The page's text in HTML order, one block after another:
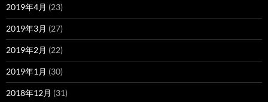
2019年4月 (23)
2019年3月 (27)
2019年2月 (22)
2019年1月 (30)
2018年12月 (31)